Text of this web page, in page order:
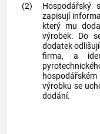
(2)
Hospodářský
zapisují
který mu
výrobek. Do
dodatek
firma, a
výrobku se
dodání.